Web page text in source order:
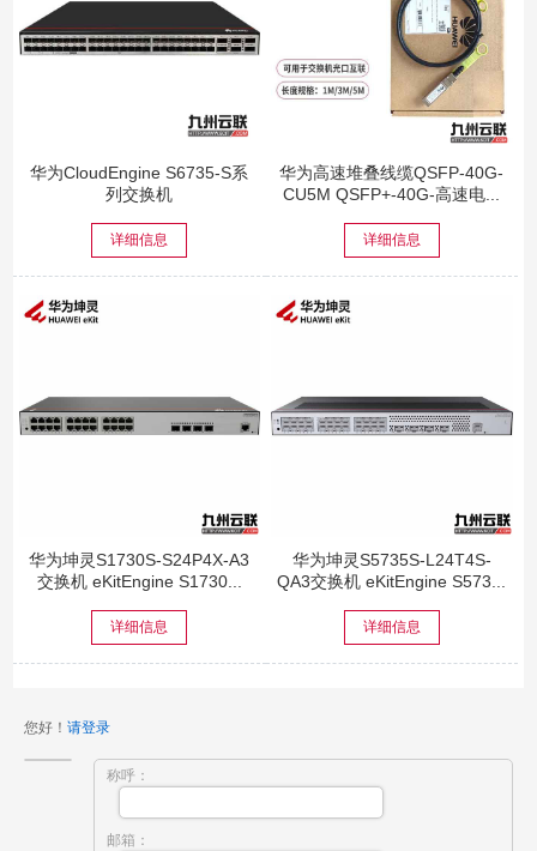
华为CloudEngine S6735-S系
列交换机
详细信息
华为高速堆叠线缆QSFP-40G-
CU5M QSFP+-40G-高速电...
详细信息
华为坤灵S1730S-S24P4X-A3
交换机 eKitEngine S1730...
详细信息
华为坤灵S5735S-L24T4S-
QA3交换机 eKitEngine S573...
详细信息
您好！ 请登录
称呼：
邮箱：